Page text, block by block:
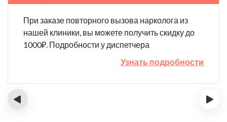
При заказе повторного вызова нарколога из
нашей клиники, вы можете получить скидку до
1000₽. Подробности у диспетчера
Узнать подробности
‹ ›